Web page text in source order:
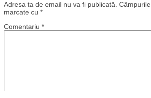
Adresa ta de email nu va fi publicată.
marcate cu *
Comentariu *